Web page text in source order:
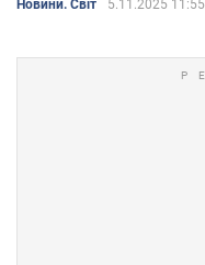
Новини. Світ 5.11.2025 11:55